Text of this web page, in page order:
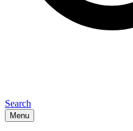
Search
Menu